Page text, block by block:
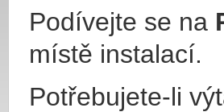
Podívejte se na
místě instalací.
Potřebujete-li